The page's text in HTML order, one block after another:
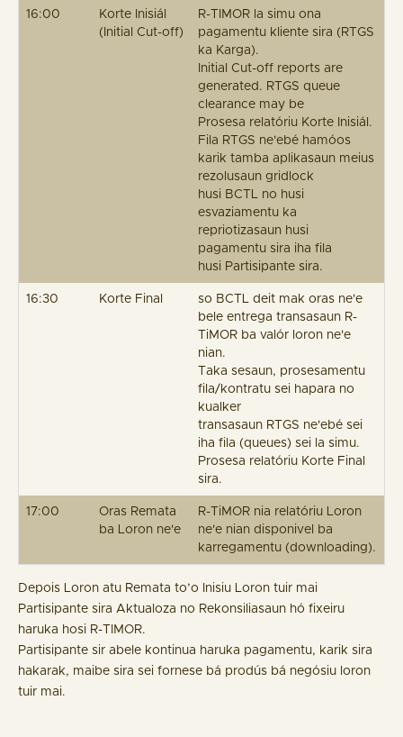
16:00
Korte Inisiál
(Initial Cut-off)
R-TIMOR la simu ona
pagamentu kliente sira (RTGS
ka Karga).
Initial Cut-off reports are
generated. RTGS queue
clearance may be
Prosesa relatóriu Korte Inisiál.
Fila RTGS ne'ebé hamóos
karik tamba aplikasaun meius
rezolusaun gridlock
husi BCTL no husi
esvaziamentu ka
repriotizasaun husi
pagamentu sira iha fila
husi Partisipante sira.
16:30 Korte Final
so BCTL deit mak oras ne'e
bele entrega transasaun R-
TiMOR ba valór loron ne'e
nian.
Taka sesaun, prosesamentu
fila/kontratu sei hapara no
kualker
transasaun RTGS ne'ebé sei
iha fila (queues) sei la simu.
Prosesa relatóriu Korte Final
sira.
17:00
Oras Remata
ba Loron ne'e
R-TiMOR nia relatóriu Loron
ne'e nian disponivel ba
karregamentu (downloading).
Depois Loron atu Remata to’o Inisiu Loron tuir mai
Partisipante sira Aktualoza no Rekonsiliasaun hó fixeiru
haruka hosi R-TIMOR.
Partisipante sir abele kontinua haruka pagamentu, karik sira
hakarak, maibe sira sei fornese bá prodús bá negósiu loron
tuir mai.